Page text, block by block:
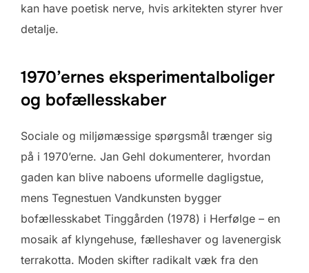
kan have poetisk nerve, hvis arkitekten styrer hver
detalje.
1970’ernes eksperimental­boliger
og bofællesskaber
Sociale og miljømæssige spørgsmål trænger sig
på i 1970’erne. Jan Gehl dokumenterer, hvordan
gaden kan blive naboens uformelle dagligstue,
mens Tegnestuen Vandkunsten bygger
bofællesskabet Tinggården (1978) i Herfølge – en
mosaik af klyngehuse, fælles­haver og lavenergisk
terrakotta. Moden skifter radikalt væk fra den